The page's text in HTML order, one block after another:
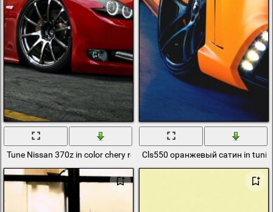
Tune Nissan 370z in color chery red Cls550 оранжевый сатин in